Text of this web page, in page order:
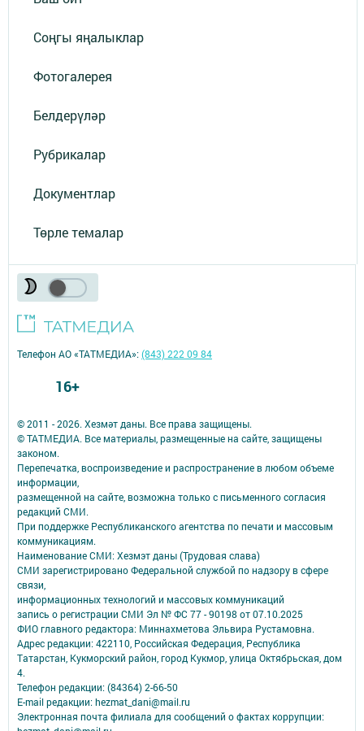
Соңгы яңалыклар
Фотогалерея
Белдерүләр
Рубрикалар
Документлар
Төрле темалар
© 2011 - 2026. Хезмәт даны. Все права защищены.
© ТАТМЕДИА. Все материалы, размещенные на сайте, защищены
законом.
Перепечатка, воспроизведение и распространение в любом объеме
информации,
размещенной на сайте, возможна только с письменного согласия
редакций СМИ.
При поддержке Республиканского агентства по печати и массовым
коммуникациям.
Наименование СМИ: Хезмэт даны (Трудовая слава)
СМИ зарегистрировано Федеральной службой по надзору в сфере
связи,
информационных технологий и массовых коммуникаций
запись о регистрации СМИ Эл № ФС 77 - 90198 от 07.10.2025
ФИО главного редактора: Миннахметова Эльвира Рустамовна.
Адрес редакции: 422110, Российская Федерация, Республика
Татарстан, Кукморский район, город Кукмор, улица Октябрьская, дом
4.
Телефон редакции: (84364) 2-66-50
E-mail редакции: hezmat_dani@mail.ru
Электронная почта филиала для сообщений о фактах коррупции:
Телефон АО «ТАТМЕДИА»:(843) 222 09 84
16+